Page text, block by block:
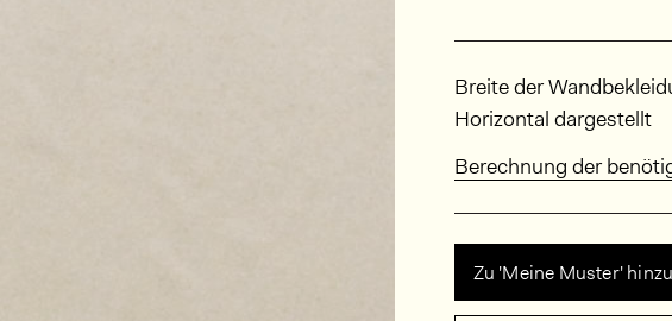
Abmessungen
Breite der
Horizontal dargestellt
Berechnung der
Zu 'Meine Muster'